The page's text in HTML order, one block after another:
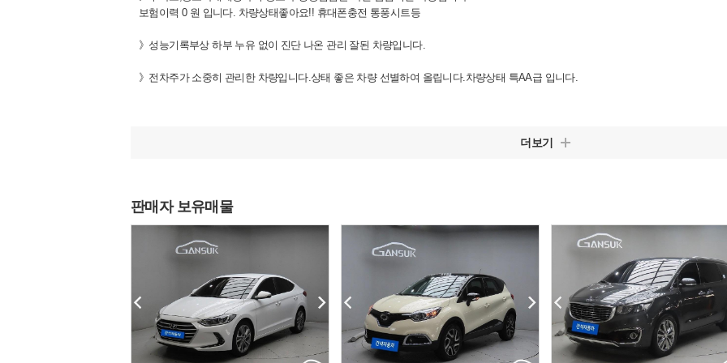
보험이력 0 원 입니다. 차량상태좋아요!! 휴대폰충전 통풍시트등
》성능기록부상 하부 누유 없이 진단 나온 관리 잘된 차량입니다.
》전차주가 소중히 관리한 차량입니다.상태 좋은 차량 선별하여 올립니다.차량상태 특AA급 입니다.
★차량상태 베리굿 /실내외관깔금/ 엔진및션최상/ 잡소리없음 차량상태좋아요~//최저가!!★
▶ 구입 방법
》금요일 오후부터 월요일 오전 까지는 보배드림 직원들 없어서 허의,미끼 매물 많이 올라 옵니다.
성능기록부 없거나 가격이 동급매물보다 싸거나 하는 매물은 허의,미끼 매물일 가능성이 높으니 주의 하세요,
》차량 탁송 거래도 오랜 기간동안 하고 있습니다. 요즘엔 편하게 탁송거래들 많이 하시네요,
》탁송거래시 동영상으로 차량정보 세세히 확인해 드리고 있습니다.
더보기
판매자 보유매물